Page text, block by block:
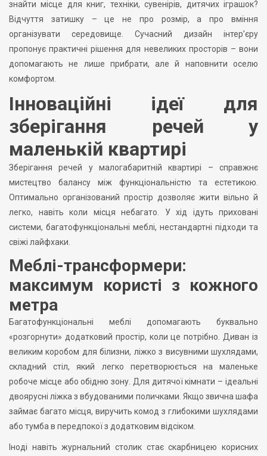
знайти місце для книг, техніки, сувенірів, дитячих іграшок?
Відчуття затишку – це не про розмір, а про вміння
організувати середовище. Сучасний дизайн інтер’єру
пропонує практичні рішення для невеликих просторів – вони
допомагають не лише прибрати, але й наповнити оселю
комфортом.
Інноваційні ідеї для
зберігання речей у
маленькій квартирі
Зберігання речей у малогабаритній квартирі – справжнє
мистецтво балансу між функціональністю та естетикою.
Оптимально організований простір дозволяє жити вільно й
легко, навіть коли місця небагато. У хід ідуть приховані
системи, багатофункціональні меблі, нестандартні підходи та
свіжі лайфхаки.
Меблі-трансформери:
максимум користі з кожного
метра
Багатофункціональні меблі допомагають буквально
«розгорнути» додатковий простір, коли це потрібно. Диван із
великим коробом для білизни, ліжко з висувними шухлядами,
складний стіл, який легко перетворюється на маленьке
робоче місце або обідню зону. Для дитячої кімнати – ідеальні
двоярусні ліжка з вбудованими поличками. Якщо звична шафа
займає багато місця, виручить комод з глибокими шухлядами
або тумба в передпокої з додатковим відсіком.
Іноді навіть журнальний столик стає скарбницею корисних